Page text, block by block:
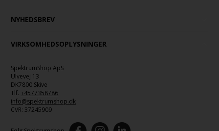
NYHEDSBREV
VIRKSOMHEDSOPLYSNINGER
SpektrumShop ApS
Ulvevej 13
DK7800 Skive
Tlf. +4577358786
info@spektrumshop.dk
CVR: 37245909